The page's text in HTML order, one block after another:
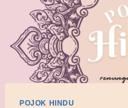
POJOK HINDU